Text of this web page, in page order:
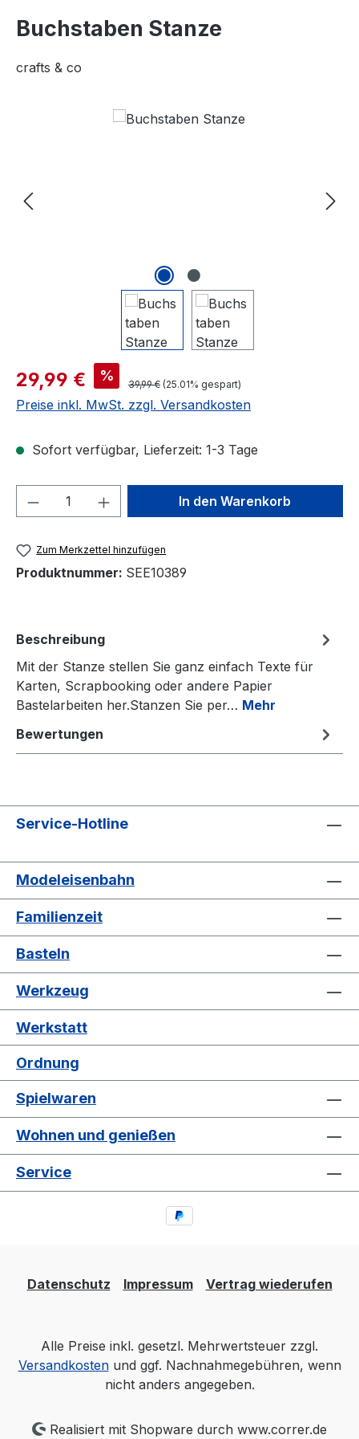
Buchstaben Stanze
crafts & co
Bildergalerie überspringen
Verkaufspreis:
29,99 € % Regulärer Preis:
39,99 € (25.01% gespart)
Preise inkl. MwSt. zzgl. Versandkosten
Sofort verfügbar, Lieferzeit: 1-3 Tage
Produkt Anzahl: Gib denIn den Warenkorb
Zum Merkzettel hinzufügen
Produktnummer: SEE10389
Beschreibung
Mit der Stanze stellen Sie ganz einfach Texte für
Karten, Scrapbooking oder andere Papier
Bastelarbeiten her.Stanzen Sie per… Mehr
Bewertungen
Service-Hotline
Modeleisenbahn
Familienzeit
Basteln
Werkzeug
Werkstatt
Ordnung
Spielwaren
Wohnen und genießen
Service
Datenschutz Impressum Vertrag wiederufen
Alle Preise inkl. gesetzl. Mehrwertsteuer zzgl.
Versandkostenund ggf. Nachnahmegebühren, wenn
nicht anders angegeben.
Realisiert mit Shopware durch www.correr.de